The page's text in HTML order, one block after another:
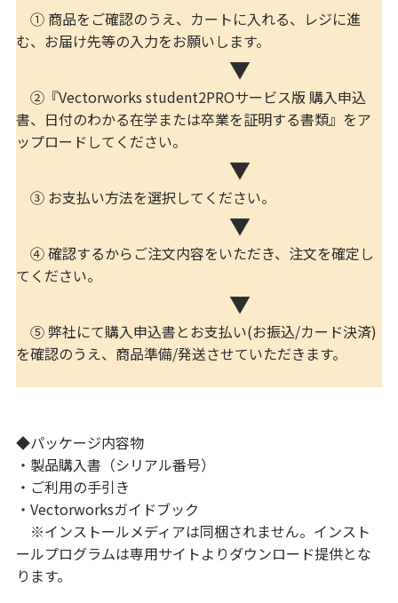
① 商品をご確認のうえ、カートに入れる、レジに進
む、お届け先等の入力をお願いします。
▼
②『Vectorworks student2PROサービス版 購入申込
書、日付のわかる在学または卒業を証明する書類』をア
ップロードしてください。
▼
③ お支払い方法を選択してください。
▼
④ 確認するからご注文内容をいただき、注文を確定し
てください。
▼
⑤ 弊社にて購入申込書とお支払い(お振込/カード決済)
を確認のうえ、商品準備/発送させていただきます。
◆パッケージ内容物
・製品購入書（シリアル番号）
・ご利用の手引き
・Vectorworksガイドブック
※インストールメディアは同梱されません。インスト
ールプログラムは専用サイトよりダウンロード提供とな
ります。